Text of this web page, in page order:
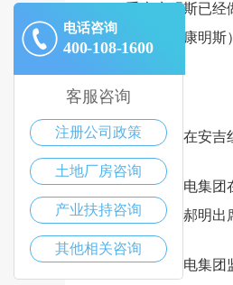
重庆康明斯已
报告。（重庆康明斯）
机电集团在安吉
近日，机电集团
团监事会主席郝明出
会上，机电集团
电话咨询
400-108-1600
客服咨询
注册公司政策
土地厂房咨询
产业扶持咨询
其他相关咨询